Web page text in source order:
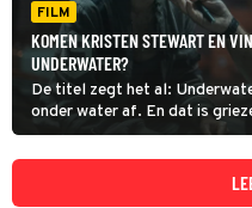
FILM
KOMEN KRISTEN STEWART EN
UNDERWATER?
De titel zegt het al:
onder water af. En dat is